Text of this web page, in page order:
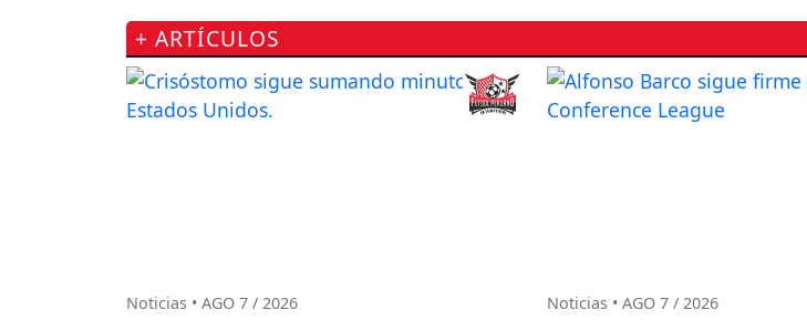
+ ARTÍCULOS
Noticias • AGO 7 / 2026 Noticias • AGO 7 / 2026